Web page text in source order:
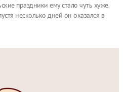
праздники ему стало чуть хуже.
несколько дней он оказался в